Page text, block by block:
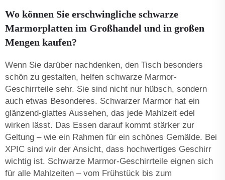
Wo können Sie erschwingliche schwarze
Marmorplatten im Großhandel und in großen
Mengen kaufen?
Wenn Sie darüber nachdenken, den Tisch besonders
schön zu gestalten, helfen schwarze Marmor-
Geschirrteile sehr. Sie sind nicht nur hübsch, sondern
auch etwas Besonderes. Schwarzer Marmor hat ein
glänzend-glattes Aussehen, das jede Mahlzeit edel
wirken lässt. Das Essen darauf kommt stärker zur
Geltung – wie ein Rahmen für ein schönes Gemälde. Bei
XPIC sind wir der Ansicht, dass hochwertiges Geschirr
wichtig ist. Schwarze Marmor-Geschirrteile eignen sich
für alle Mahlzeiten – vom Frühstück bis zum